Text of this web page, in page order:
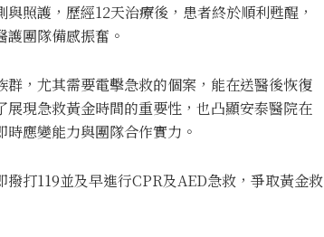
照護，歷經12天治療後，患者終於順利甦醒，
團隊備感振奮。
，尤其需要電擊急救的個案，能在送醫後恢復
現急救黃金時間的重要性，也凸顯安泰醫院在
應變能力與團隊合作實力。
打119並及早進行CPR及AED急救，爭取黃金救